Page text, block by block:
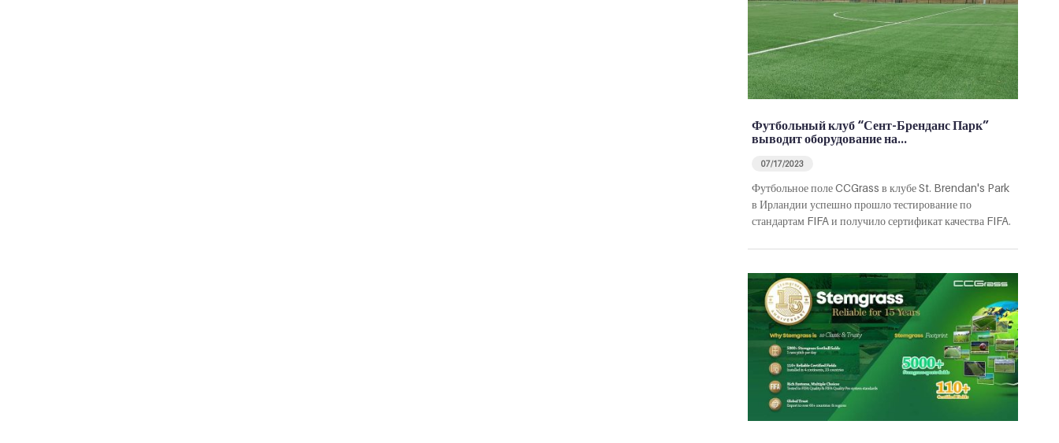
Футбольный клуб “Сент-Бренданс Парк”
выводит оборудование на…
07/17/2023
Футбольное поле CCGrass в клубе St. Brendan's Park
в Ирландии успешно прошло тестирование по
стандартам FIFA и получило сертификат качества FIFA.